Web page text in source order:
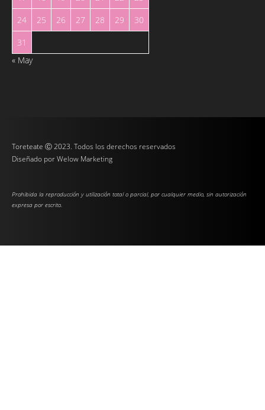
24
25 26 27 28 29
30
31
« May
Toreteate Ⓒ 2023. Todos los derechos reservados
Diseñado porWelow Marketing
Prohibida la reproducción y utilización total o parcial, por cualquier medio, sin autorización
expresa por escrito.